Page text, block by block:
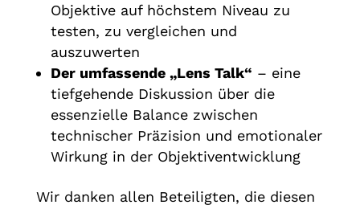
Objektive auf höchstem Niveau zu
testen, zu vergleichen und
auszuwerten
Der umfassende „Lens Talk“ – eine
tiefgehende Diskussion über die
essenzielle Balance zwischen
technischer Präzision und emotionaler
Wirkung in der Objektiventwicklung
Wir danken allen Beteiligten, die diesen